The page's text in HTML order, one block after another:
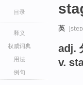
目录
释义
权威词典
用法
例句
英
adj.
v.